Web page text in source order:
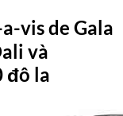
vis de Gala
và
đô la